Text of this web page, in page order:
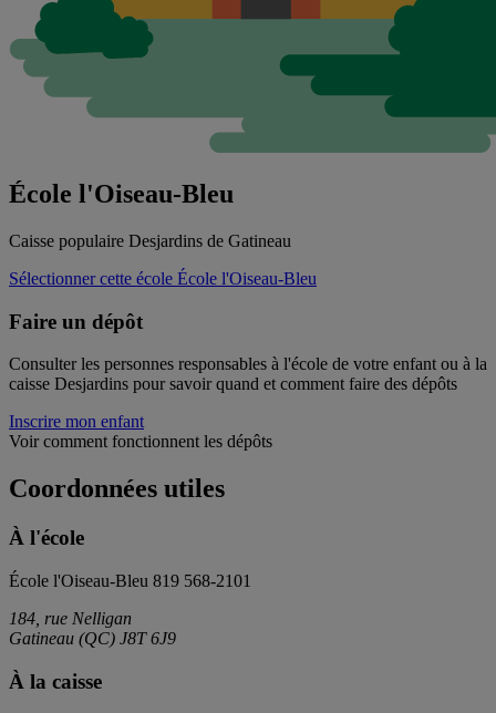
École l'Oiseau-Bleu
Caisse populaire Desjardins de Gatineau
Sélectionner cette école École l'Oiseau-Bleu
Faire un dépôt
Consulter les personnes responsables à l'école de votre enfant ou à la
caisse Desjardins pour savoir quand et comment faire des dépôts
Inscrire mon enfant
Voir comment fonctionnent les dépôts
Coordonnées utiles
À l'école
École l'Oiseau-Bleu 819 568-2101
184, rue Nelligan
Gatineau (QC) J8T 6J9
À la caisse